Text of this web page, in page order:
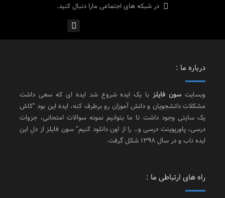
در شبکه های اجتماعی مارا دنبال کنید.
درباره ما :
وبسایت سون فایلزبا یک ایده شروع شد ایده ای که سعی داشت
مشکلات دانشجویان و دانش آموزان رو برطرف کنه، ایده این بود “کاش
یک سایتی وجود داشت تا ما بتوانیم نمونه سوالات امتحانی، جزوات
درسی، پاورپوینت درسی و… را از اون دانلود کنیم” سون فایلز از دلِ این
ایده ناب و در سال 1398 شکل گرفت.
راه های ارتباطی ما :